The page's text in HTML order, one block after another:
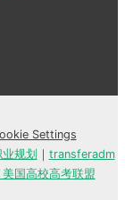
Settings
规划 ｜ transferadm
美国高校高考联盟